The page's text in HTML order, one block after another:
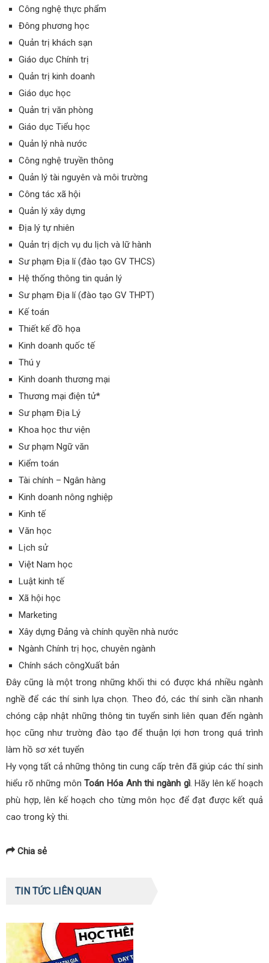
Công nghệ thực phẩm
Đông phương học
Quản trị khách sạn
Giáo dục Chính trị
Quản trị kinh doanh
Giáo dục học
Quản trị văn phòng
Giáo dục Tiểu học
Quản lý nhà nước
Công nghệ truyền thông
Quản lý tài nguyên và môi trường
Công tác xã hội
Quản lý xây dựng
Địa lý tự nhiên
Quản trị dịch vụ du lịch và lữ hành
Sư phạm Địa lí (đào tạo GV THCS)
Hệ thống thông tin quản lý
Sư phạm Địa lí (đào tạo GV THPT)
Kế toán
Thiết kế đồ họa
Kinh doanh quốc tế
Thú y
Kinh doanh thương mại
Thương mại điện tử*
Sư phạm Địa Lý
Khoa học thư viện
Sư phạm Ngữ văn
Kiểm toán
Tài chính – Ngân hàng
Kinh doanh nông nghiệp
Kinh tế
Văn học
Lịch sử
Việt Nam học
Luật kinh tế
Xã hội học
Marketing
Xây dựng Đảng và chính quyền nhà nước
Ngành Chính trị học, chuyên ngành
Chính sách côngXuất bản
Đây cũng là một trong những khối thi có được khá nhiều ngành
nghề để các thí sinh lựa chọn. Theo đó, các thí sinh cần nhanh
chóng cập nhật những thông tin tuyển sinh liên quan đến ngành
học cũng như trường đào tạo để thuận lợi hơn trong quá trình
làm hồ sơ xét tuyển
Hy vọng tất cả những thông tin cung cấp trên đã giúp các thí sinh
hiểu rõ những mônToán Hóa Anh thi ngành gì. Hãy lên kế hoạch
phù hợp, lên kế hoạch cho từng môn học để đạt được kết quả
cao trong kỳ thi.
Chia sẻ
TIN TỨC LIÊN QUAN